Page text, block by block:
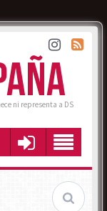
ni representa a DS